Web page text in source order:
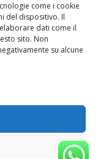
come i cookie
del dispositivo. Il
dati come il
sito. Non
su alcune
|Sito web